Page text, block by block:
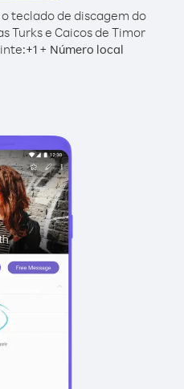
teclado de discagem do
Turks e Caicos de Timor
+1+ Número local